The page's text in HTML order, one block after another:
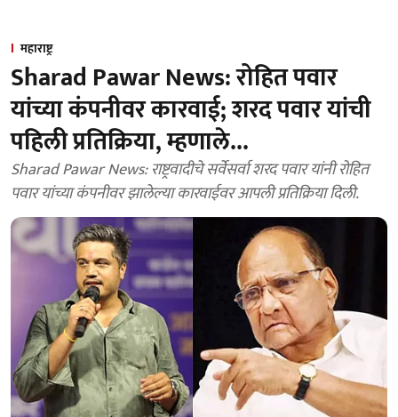
महाराष्ट्र
Sharad Pawar News: रोहित पवार
यांच्या कंपनीवर कारवाई; शरद पवार यांची
पहिली प्रतिक्रिया, म्हणाले...
Sharad Pawar News: राष्ट्रवादीचे सर्वेसर्वा शरद पवार यांनी रोहित
पवार यांच्या कंपनीवर झालेल्या कारवाईवर आपली प्रतिक्रिया दिली.